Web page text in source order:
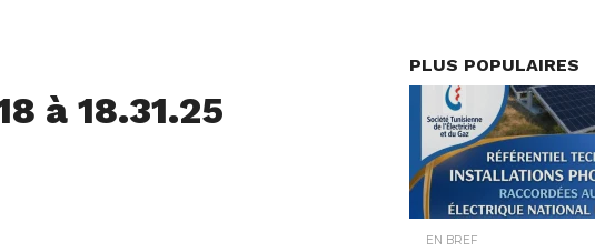
à 18.31.25
PLUS POPULAIRES
EN BREF